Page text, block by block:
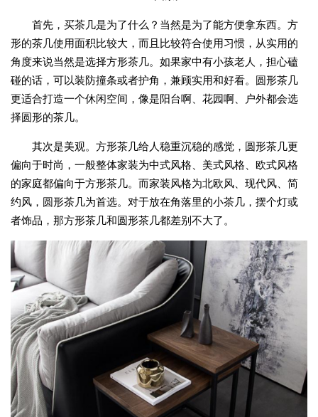
首先，买茶几是为了什么？当然是为了能方便拿东西。方
形的茶几使用面积比较大，而且比较符合使用习惯，从实用的
角度来说当然是选择方形茶几。如果家中有小孩老人，担心磕
碰的话，可以装防撞条或者护角，兼顾实用和好看。圆形茶几
更适合打造一个休闲空间，像是阳台啊、花园啊、户外都会选
择圆形的茶几。
其次是美观。方形茶几给人稳重沉稳的感觉，圆形茶几更
偏向于时尚，一般整体家装为中式风格、美式风格、欧式风格
的家庭都偏向于方形茶几。而家装风格为北欧风、现代风、简
约风，圆形茶几为首选。对于放在角落里的小茶几，摆个灯或
者饰品，那方形茶几和圆形茶几都差别不大了。